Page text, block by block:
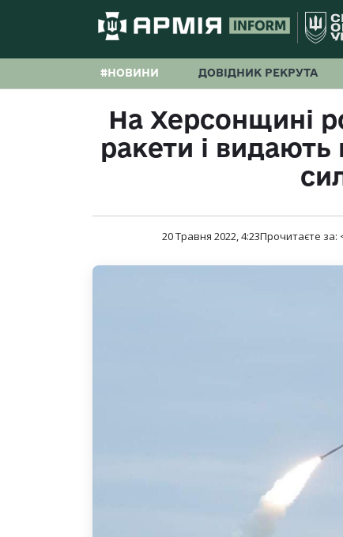
#НОВИНИ ДОВІДНИК РЕКРУТА
На Херсонщині
ракети і видають
20 Травня 2022, 4:23Прочитаєте за: